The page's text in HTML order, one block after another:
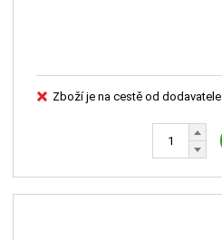
Zboží je na cestě od dodavatele